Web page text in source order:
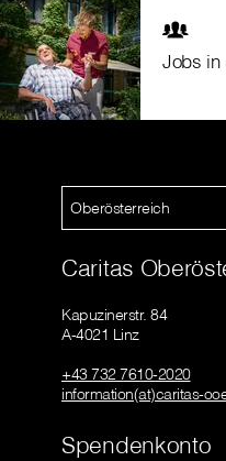
Jobs in
Oberösterreich
Caritas
Kapuzinerstr. 84
A-4021 Linz
+43 732 7610-2020
information(at)caritas-
Spendenkonto